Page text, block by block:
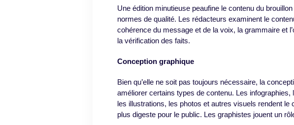
Une édition minutieuse peaufine le contenu du
normes de qualité. Les rédacteurs examinent le
cohérence du message et de la voix, la grammaire et
la vérification des faits.
Conception graphique
Bien qu’elle ne soit pas toujours nécessaire, la
améliorer certains types de contenu. Les
les illustrations, les photos et autres visuels rendent
plus digeste pour le public. Les graphistes jouent un